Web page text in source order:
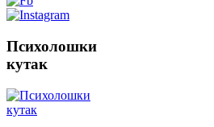
Психолошки
кутак